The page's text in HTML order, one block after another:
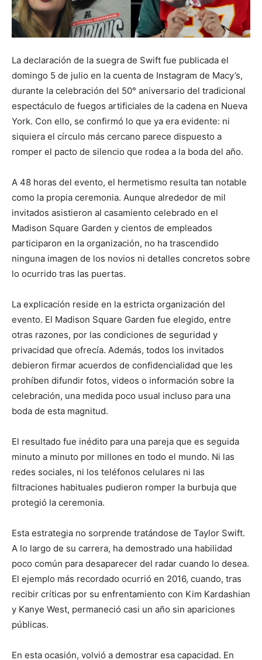
La declaración de la suegra de Swift fue publicada el
domingo 5 de julio en la cuenta de Instagram de Macy’s,
durante la celebración del 50° aniversario del tradicional
espectáculo de fuegos artificiales de la cadena en Nueva
York. Con ello, se confirmó lo que ya era evidente: ni
siquiera el círculo más cercano parece dispuesto a
romper el pacto de silencio que rodea a la boda del año.
A 48 horas del evento, el hermetismo resulta tan notable
como la propia ceremonia. Aunque alrededor de mil
invitados asistieron al casamiento celebrado en el
Madison Square Garden y cientos de empleados
participaron en la organización, no ha trascendido
ninguna imagen de los novios ni detalles concretos sobre
lo ocurrido tras las puertas.
La explicación reside en la estricta organización del
evento. El Madison Square Garden fue elegido, entre
otras razones, por las condiciones de seguridad y
privacidad que ofrecía. Además, todos los invitados
debieron firmar acuerdos de confidencialidad que les
prohíben difundir fotos, videos o información sobre la
celebración, una medida poco usual incluso para una
boda de esta magnitud.
El resultado fue inédito para una pareja que es seguida
minuto a minuto por millones en todo el mundo. Ni las
redes sociales, ni los teléfonos celulares ni las
filtraciones habituales pudieron romper la burbuja que
protegió la ceremonia.
Esta estrategia no sorprende tratándose de Taylor Swift.
A lo largo de su carrera, ha demostrado una habilidad
poco común para desaparecer del radar cuando lo desea.
El ejemplo más recordado ocurrió en 2016, cuando, tras
recibir críticas por su enfrentamiento con Kim Kardashian
y Kanye West, permaneció casi un año sin apariciones
públicas.
En esta ocasión, volvió a demostrar esa capacidad. En